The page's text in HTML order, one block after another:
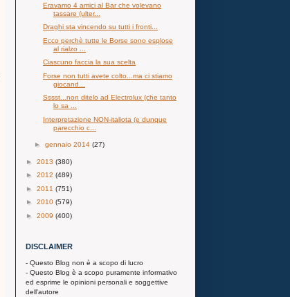
Eravamo 4 amici al Bar che volevano
tassare (ulter...
Draghi sta vincendo su tutti i fronti...
Ecco perchè tutte le Borse sono esplose
al rialzo ...
Ciascuno faccia la sua scelta
Forse non tutti avete colto...ma ci stiamo
giocand...
Sssst...non ditelo ad Electrolux (che tanto
lo sa ...
Interpretazione NON-italiota (e dunque
parecchio c...
► gennaio 2014 (27)
► 2013 (380)
► 2012 (489)
► 2011 (751)
► 2010 (579)
► 2009 (400)
DISCLAIMER
- Questo Blog non è a scopo di lucro
- Questo Blog è a scopo puramente informativo
ed esprime le opinioni personali e soggettive
dell'autore